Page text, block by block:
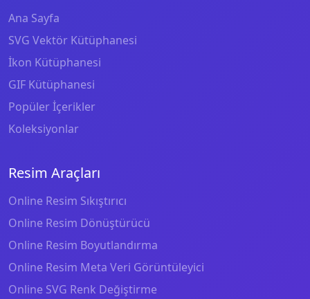
Ana Sayfa
SVG Vektör Kütüphanesi
İkon Kütüphanesi
GIF Kütüphanesi
Popüler İçerikler
Koleksiyonlar
Resim Araçları
Online Resim Sıkıştırıcı
Online Resim Dönüştürücü
Online Resim Boyutlandırma
Online Resim Meta Veri Görüntüleyici
Online SVG Renk Değiştirme